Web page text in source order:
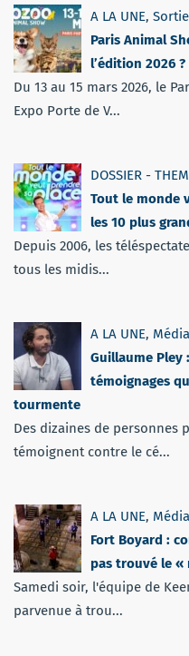
A LA UNE,
Paris Animal
l’édition 2026 ?
Du 13 au 15 mars 2026, le
Expo Porte de V...
DOSSIER -
Tout le monde
les 10 plus
Depuis 2006, les
tous les midis...
A LA UNE,
Guillaume Pley
témoignages
tourmente
Des dizaines de personnes
témoignent contre le cé...
A LA UNE,
Fort Boyard :
pas trouvé le «
Samedi soir, l'équipe de
parvenue à trou...